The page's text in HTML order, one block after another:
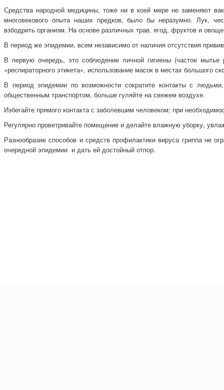
Средства народной медицины, тоже ни в коей мере не заменяют
многовекового опыта наших предков, было бы неразумно. Лук,
взбодрить организм. На основе различных трав, ягод, фруктов и
В период же эпидемии, всем независимо от наличия отсутствия
В первую очередь, это соблюдение личной гигиены (частое
«респираторного этикета», использование масок в местах большого
В период эпидемии по возможности сократите контакты с
общественным транспортом, больше гуляйте на свежем воздухе.
Избегайте прямого контакта с заболевшим человеком; при
Регулярно проветривайте помещение и делайте влажную уборку,
Разнообразие способов и средств профилактики вируса гриппа не
очередной эпидемии и дать ей достойный отпор.